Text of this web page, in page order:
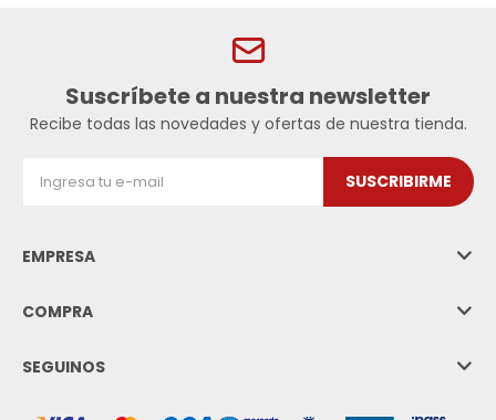
Suscríbete a nuestra newsletter
Recibe todas las novedades y ofertas de nuestra tienda.
SUSCRIBIRME
EMPRESA
COMPRA
SEGUINOS